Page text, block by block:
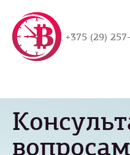
+375 (29)
вопросам